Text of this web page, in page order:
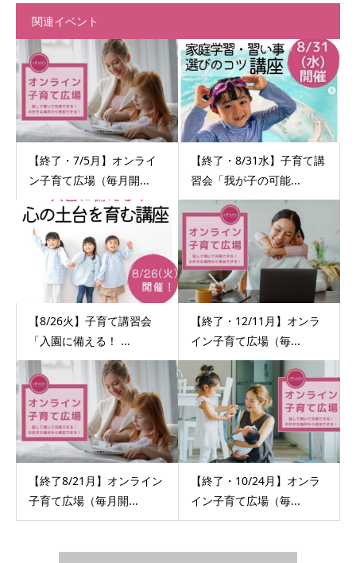
関連イベント
【終了・7/5月】オンライ
ン子育て広場（毎月開...
【終了・8/31水】子育て講
習会「我が子の可能...
【8/26火】子育て講習会
「入園に備える！ ...
【終了・12/11月】オンラ
イン子育て広場（毎...
【終了8/21月】オンライン
子育て広場（毎月開...
【終了・10/24月】オンラ
イン子育て広場（毎...